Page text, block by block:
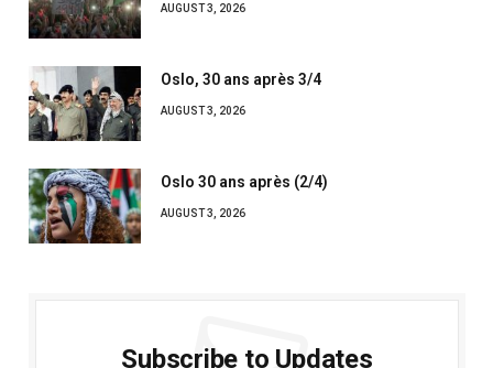
AUGUST 3, 2026
Oslo, 30 ans après 3/4
AUGUST 3, 2026
Oslo 30 ans après (2/4)
AUGUST 3, 2026
Subscribe to Updates